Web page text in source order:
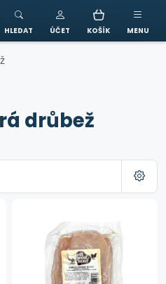
HLEDAT ÚČET KOŠÍK MENU
drůbež